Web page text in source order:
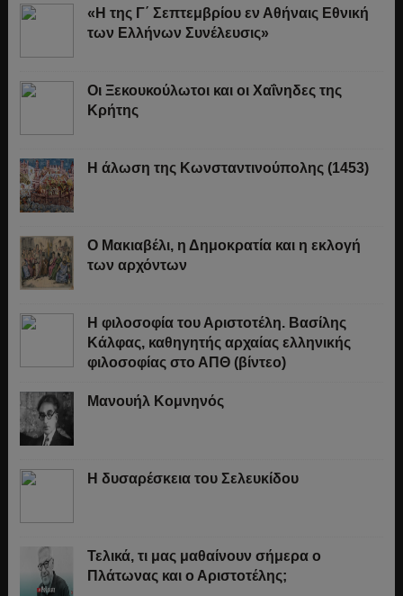
«Η της Γ΄ Σεπτεμβρίου εν Αθήναις Εθνική
των Ελλήνων Συνέλευσις»
Οι Ξεκουκούλωτοι και οι Χαΐνηδες της
Κρήτης
Η άλωση της Κωνσταντινούπολης (1453)
Ο Μακιαβέλι, η Δημοκρατία και η εκλογή
των αρχόντων
Η φιλοσοφία του Αριστοτέλη. Βασίλης
Κάλφας, καθηγητής αρχαίας ελληνικής
φιλοσοφίας στο ΑΠΘ (βίντεο)
Μανουήλ Κομνηνός
Η δυσαρέσκεια του Σελευκίδου
Τελικά, τι μας μαθαίνουν σήμερα ο
Πλάτωνας και ο Αριστοτέλης;